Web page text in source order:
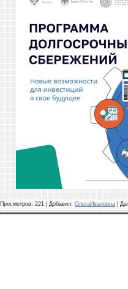
Просмотров: 221 | Добавил: ОльгаИвановна |